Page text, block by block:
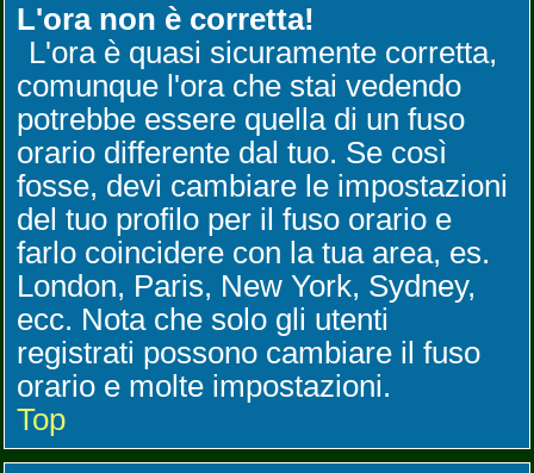
L'ora non è corretta!
L'ora è quasi sicuramente corretta,
comunque l'ora che stai vedendo
potrebbe essere quella di un fuso
orario differente dal tuo. Se così
fosse, devi cambiare le impostazioni
del tuo profilo per il fuso orario e
farlo coincidere con la tua area, es.
London, Paris, New York, Sydney,
ecc. Nota che solo gli utenti
registrati possono cambiare il fuso
orario e molte impostazioni.
Top